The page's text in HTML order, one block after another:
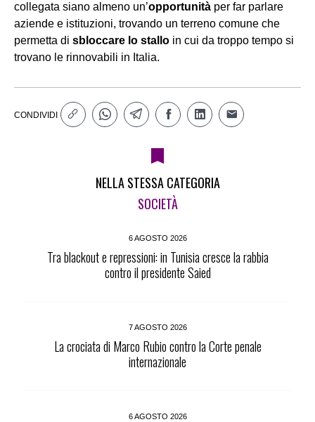
collegata siano almeno un’opportunità per far parlare
aziende e istituzioni, trovando un terreno comune che
permetta di sbloccare lo stallo in cui da troppo tempo si
trovano le rinnovabili in Italia.
CONDIVIDI
NELLA STESSA CATEGORIA
SOCIETÀ
6 AGOSTO 2026
Tra blackout e repressioni: in Tunisia cresce la rabbia
contro il presidente Saied
7 AGOSTO 2026
La crociata di Marco Rubio contro la Corte penale
internazionale
6 AGOSTO 2026